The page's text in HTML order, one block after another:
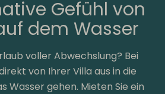
Gefühl von
dem Wasser
voller Abwechslung? Bei
von Ihrer Villa aus in die
Wasser gehen. Mieten Sie ein